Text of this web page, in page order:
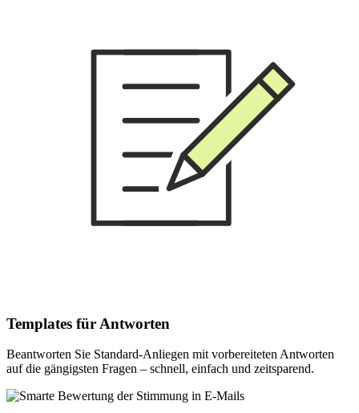
Templates für Antworten
Beantworten Sie Standard-Anliegen mit vorbereiteten Antworten
auf die gängigsten Fragen – schnell, einfach und zeitsparend.